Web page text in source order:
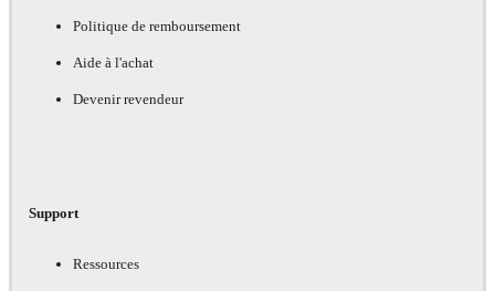
Politique de remboursement
Aide à l'achat
Devenir revendeur
Support
Ressources